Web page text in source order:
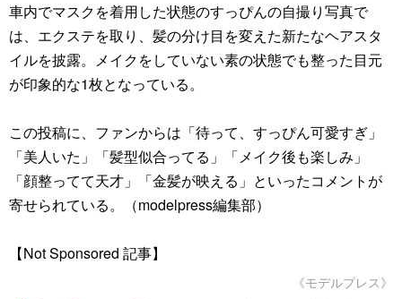
車内でマスクを着用した状態のすっぴんの自撮り写真で
は、エクステを取り、髪の分け目を変えた新たなヘアスタ
イルを披露。メイクをしていない素の状態でも整った目元
が印象的な1枚となっている。
この投稿に、ファンからは「待って、すっぴん可愛すぎ」
「美人いた」「髪型似合ってる」「メイク後も楽しみ」
「顔整ってて天才」「金髪が映える」といったコメントが
寄せられている。（modelpress編集部）
【Not Sponsored 記事】
《モデルプレス》